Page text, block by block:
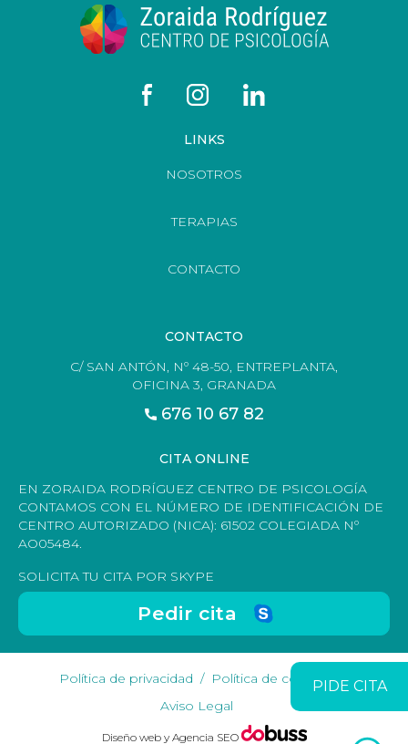
PIDE CITA
LINKS
NOSOTROS
TERAPIAS
CONTACTO
CONTACTO
C/ SAN ANTÓN, Nº 48-50, ENTREPLANTA,
OFICINA 3, GRANADA
676 10 67 82
CITA ONLINE
EN ZORAIDA RODRÍGUEZ CENTRO DE PSICOLOGÍA
CONTAMOS CON EL NÚMERO DE IDENTIFICACIÓN DE
CENTRO AUTORIZADO (NICA): 61502 COLEGIADA Nº
AO05484.
SOLICITA TU CITA POR SKYPE
Pedir cita
Política de privacidad
Política de cookies
Aviso Legal
Diseño web y Agencia SEO